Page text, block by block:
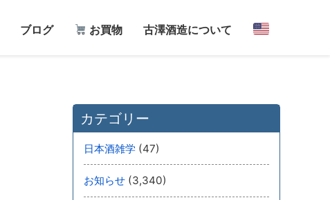
ブログ お買物 古澤酒造について
カテゴリー
日本酒雑学 (47)
お知らせ (3,340)